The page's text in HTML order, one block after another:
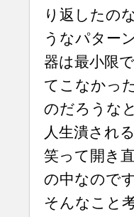
り返したの
うなパター
器は最小限
てこなかっ
のだろうな
人生潰され
笑って開き
の中なのです
そんなこと